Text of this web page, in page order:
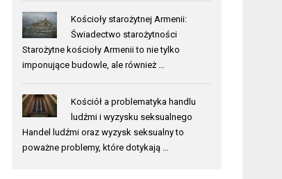
Kościoły starożytnej Armenii:
Świadectwo starożytności
Starożytne kościoły Armenii to nie tylko
imponujące budowle, ale również …
Kościół a problematyka handlu
ludźmi i wyzysku seksualnego
Handel ludźmi oraz wyzysk seksualny to
poważne problemy, które dotykają …